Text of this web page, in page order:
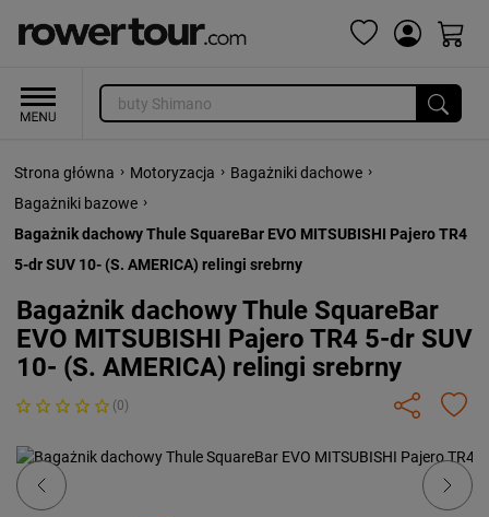
Strona główna › Motoryzacja › Bagażniki dachowe ›
Bagażniki bazowe ›
Bagażnik dachowy Thule SquareBar EVO MITSUBISHI Pajero TR4
5-dr SUV 10- (S. AMERICA) relingi srebrny
Bagażnik dachowy Thule SquareBar
EVO MITSUBISHI Pajero TR4 5-dr SUV
10- (S. AMERICA) relingi srebrny
(0)
Previous Next